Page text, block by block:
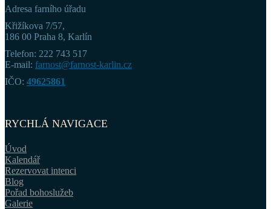
Adresa farního úřadu
Křižíkova 7/57,
186 00 Praha 8, Karlín
Telefon: 222 743 517
E-mail: farnost@farnost-karlin.cz
IČO: 49625861
RYCHLÁ NAVIGACE
Úvod
Kalendář
Rezervovat intenci
Blog
Pořad bohoslužeb
Galerie